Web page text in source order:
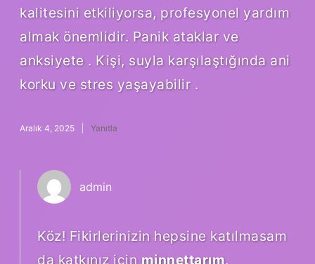
kalitesini etkiliyorsa, profesyonel yardım
almak önemlidir. Panik ataklar ve
anksiyete . Kişi, suyla karşılaştığında ani
korku ve stres yaşayabilir .
Aralık 4, 2025 Yanıtla
admin
Köz! Fikirlerinizin hepsine katılmasam
da katkınız için minnettarım.